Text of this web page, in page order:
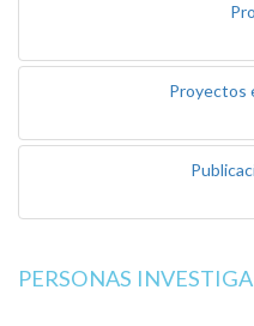
Proyectos
PERSONAS